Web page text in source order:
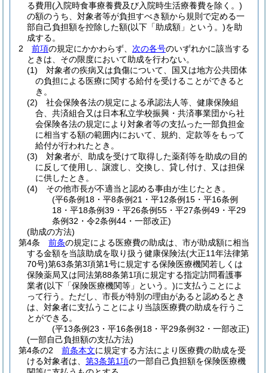
る費用(入院時食事療養費及び入院時生活療養費を除く。)
の額のうち、対象者等が負担すべき額から規則で定める一
部自己負担額を控除した額(以下「助成額」という。)を助
成する。
2
前項の規定にかかわらず、 次の各号のいずれかに該当する
ときは、その限度において助成を行わない。
(1)
対象者の疾病又は負傷について、国又は地方公共団体
の負担による医療に関する給付を受けることができると
き。
(2)
社会保険各法の規定による承認法人等、健康保険組
合、共済組合又は日本私立学校振興・共済事業団から社
会保険各法の規定により対象者等の支払った一部負担金
に相当する額の範囲内において、規約、定款等をもって
給付が行われたとき。
(3)
対象者が、助成を受けて取得した薬剤等を助成の目的
に反して使用し、譲渡し、交換し、貸し付け、又は担保
に供したとき。
(4)
その他市長が不適当と認める事由が生じたとき。
(平6条例18・平8条例21・平12条例15・平16条例
18・平18条例39・平26条例55・平27条例49・平29
条例32・令2条例44・一部改正)
(助成の方法)
第4条
前条の規定による医療費の助成は、市が助成額に相当
する金額を当該助成を取り扱う健康保険法(大正11年法律第
70号)第63条第3項第1号に規定する保険医療機関若しくは
保険薬局又は同法第88条第1項に規定する指定訪問看護事
業者(以下「保険医療機関等」という。)に支払うことによ
って行う。 ただし、市長が特別の理由があると認めるとき
は、対象者に支払うことにより当該医療費の助成を行うこ
とができる。
(平13条例23・平16条例18・平29条例32・一部改正)
(一部自己負担額の支払方法)
第4条の2
前条本文に規定する方法により医療費の助成を受
ける対象者は、 第3条第1項の一部自己負担額を保険医療機